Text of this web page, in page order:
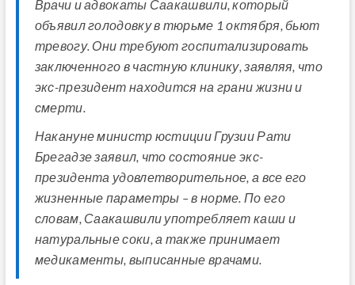
Врачи и адвокаты Саакашвили, который
объявил голодовку в тюрьме 1 октября, бьют
тревогу. Они требуют госпитализировать
заключенного в частную клинику, заявляя, что
экс-президент находится на грани жизни и
смерти.
Накануне министр юстиции Грузии Рати
Брегадзе заявил, что состояние экс-
президента удовлетворительное, а все его
жизненные параметры – в норме. По его
словам, Саакашвили употребляет каши и
натуральные соки, а также принимает
медикаменты, выписанные врачами.